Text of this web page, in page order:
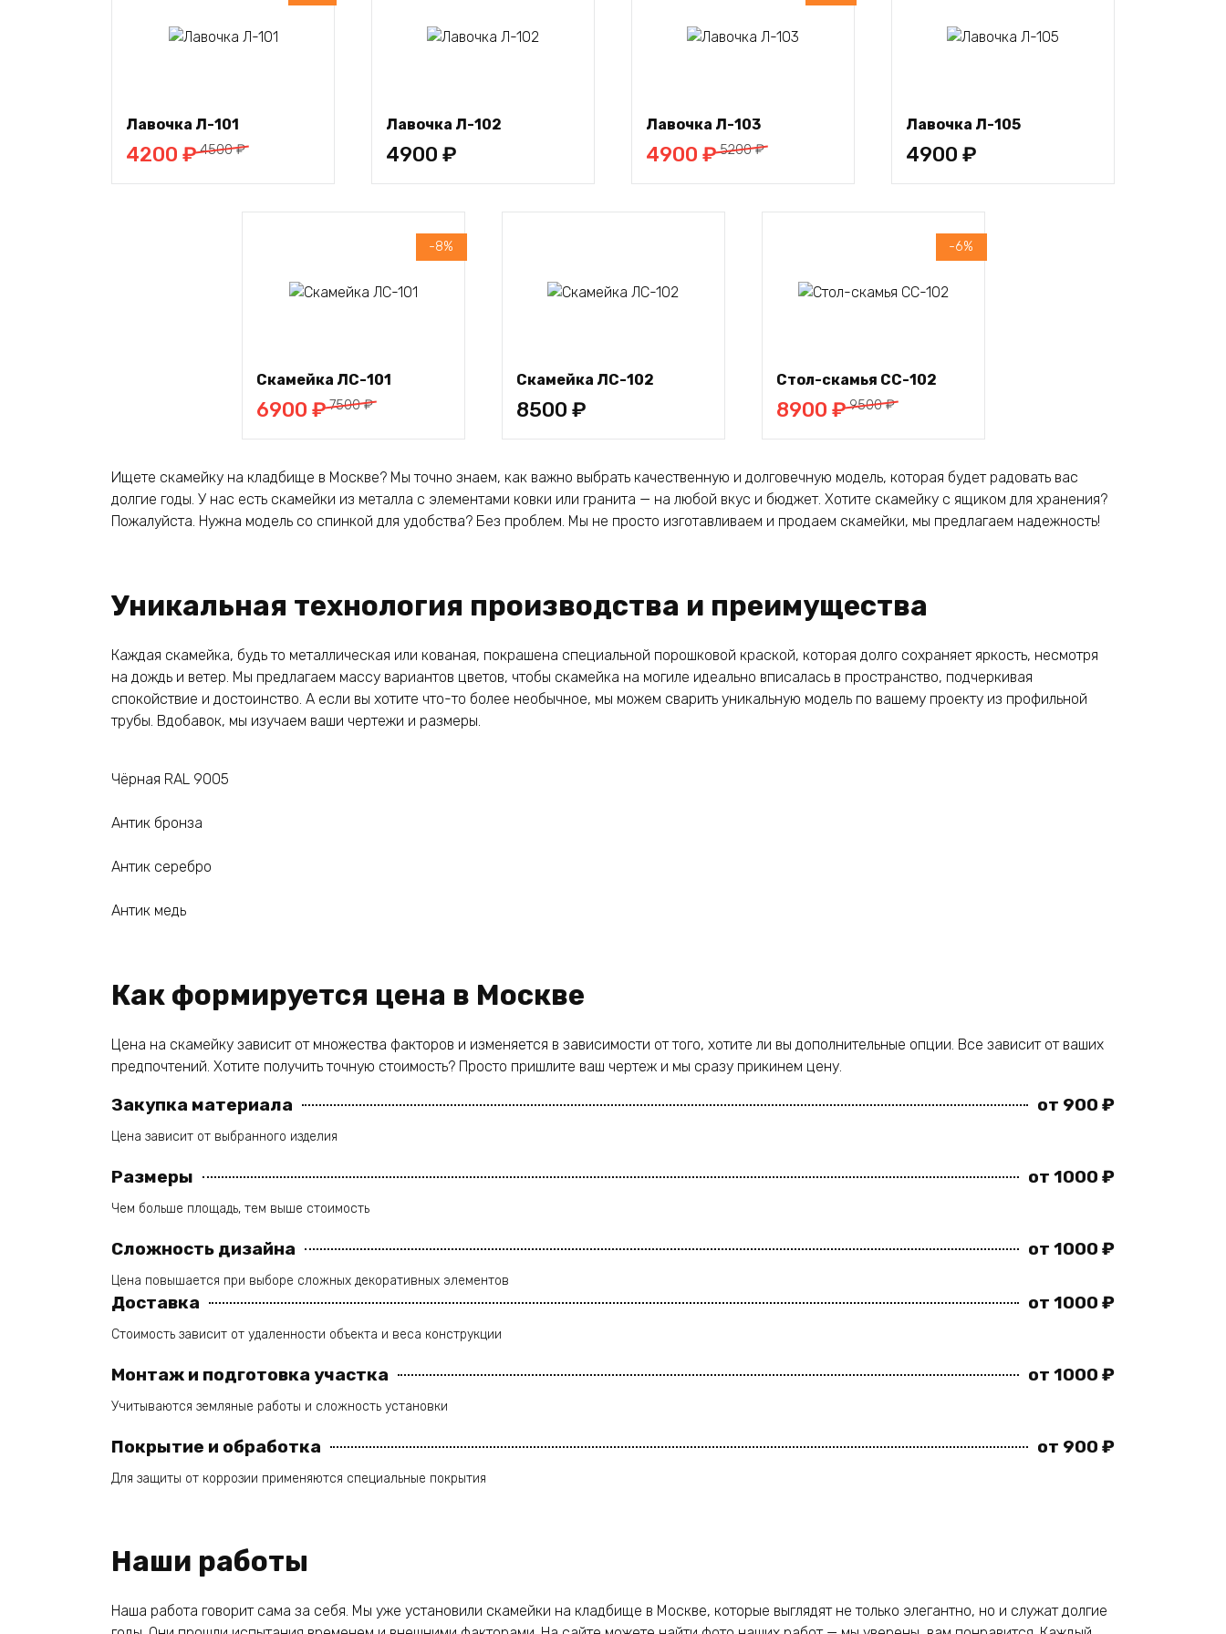
Лавочка Л-101
4500₽
Первоначальная
4200 ₽
Текущая
Лавочка Л-102
4900 ₽
Лавочка Л-103
5200₽
Первоначальная
5200 ₽.
4900 ₽
Текущая
Лавочка Л-105
4900 ₽
-8%
Скамейка ЛС-101
7500₽
Первоначальная
7500 ₽.
6900 ₽
Текущая
Скамейка ЛС-102
8500 ₽
-6%
Стол-cкамья СС-102
9500₽
Первоначальная
9500 ₽.
8900 ₽
Текущая
Ищете скамейку на кладбище в Москве? Мы точно знаем, как важно выбрать качественную и долговечную модель, которая будет радовать вас
долгие годы. У нас есть скамейки из металла с элементами ковки или гранита — на любой вкус и бюджет. Хотите скамейку с ящиком для хранения?
Пожалуйста. Нужна модель со спинкой для удобства? Без проблем. Мы не просто изготавливаем и продаем скамейки, мы предлагаем надежность!
Уникальная технология производства и преимущества
Каждая скамейка, будь то металлическая или кованая, покрашена специальной порошковой краской, которая долго сохраняет яркость, несмотря
на дождь и ветер. Мы предлагаем массу вариантов цветов, чтобы скамейка на могиле идеально вписалась в пространство, подчеркивая
спокойствие и достоинство. А если вы хотите что-то более необычное, мы можем сварить уникальную модель по вашему проекту из профильной
трубы. Вдобавок, мы изучаем ваши чертежи и размеры.
Чёрная RAL 9005
Антик бронза
Антик серебро
Антик медь
Как формируется цена в Москве
Цена на скамейку зависит от множества факторов и изменяется в зависимости от того, хотите ли вы дополнительные опции. Все зависит от ваших
предпочтений. Хотите получить точную стоимость? Просто пришлите ваш чертеж и мы сразу прикинем цену.
Закупка материала от 900 ₽
Цена зависит от выбранного изделия
Размеры от 1000 ₽
Чем больше площадь, тем выше стоимость
Сложность дизайна от 1000 ₽
Цена повышается при выборе сложных декоративных элементов
Доставка от 1000 ₽
Стоимость зависит от удаленности объекта и веса конструкции
Монтаж и подготовка участка от 1000 ₽
Учитываются земляные работы и сложность установки
Покрытие и обработка от 900 ₽
Для защиты от коррозии применяются специальные покрытия
Наши работы
Наша работа говорит сама за себя. Мы уже установили скамейки на кладбище в Москве, которые выглядят не только элегантно, но и служат долгие